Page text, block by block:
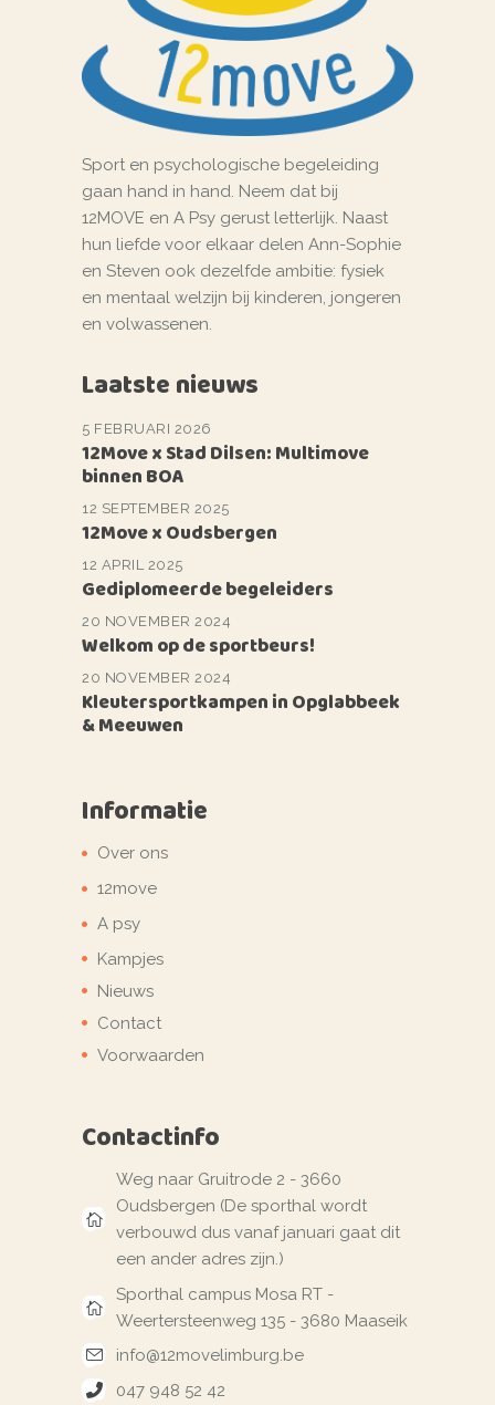
Sport en psychologische begeleiding
gaan hand in hand. Neem dat bij
12MOVE en A Psy gerust letterlijk. Naast
hun liefde voor elkaar delen Ann-Sophie
en Steven ook dezelfde ambitie: fysiek
en mentaal welzijn bij kinderen, jongeren
en volwassenen.
Laatste nieuws
5 FEBRUARI 2026
12Move x Stad Dilsen: Multimove
binnen BOA
12 SEPTEMBER 2025
12Move x Oudsbergen
12 APRIL 2025
Gediplomeerde begeleiders
20 NOVEMBER 2024
Welkom op de sportbeurs!
20 NOVEMBER 2024
Kleutersportkampen in Opglabbeek
& Meeuwen
Informatie
Over ons
12move
A psy
Kampjes
Nieuws
Contact
Voorwaarden
Contactinfo
Weg naar Gruitrode 2 - 3660
Oudsbergen (De sporthal wordt
verbouwd dus vanaf januari gaat dit
een ander adres zijn.)
Sporthal campus Mosa RT -
Weertersteenweg 135 - 3680 Maaseik
info@12movelimburg.be
047 948 52 42